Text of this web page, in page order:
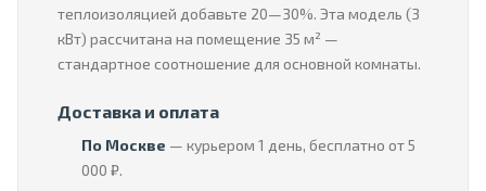
теплоизоляцией добавьте 20—30%. Эта модель (3
кВт) рассчитана на помещение 35 м² —
стандартное соотношение для основной комнаты.
Доставка и оплата
По Москве — курьером 1 день, бесплатно от 5
000 ₽.